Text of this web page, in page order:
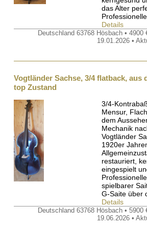
das Alter
Details
Deutschland 63768 Hösbach • 4900
19.01.2026 •
Vogtländer Sachse, 3/4 flatback, aus
top Zustand
3/4-
Mensur,
dem
Mechanik
Vogtländer
1920er
restauriert,
eingespielt
spielbarer
G-Saite über
Details
Deutschland 63768 Hösbach • 5900
19.06.2026 •